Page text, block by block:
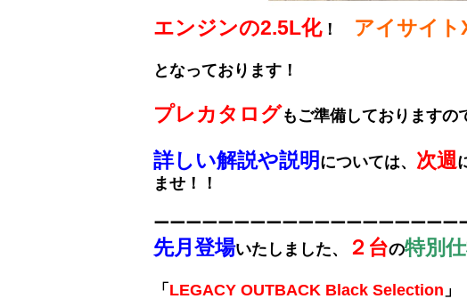
エンジンの2.5L化！ アイサイト
となっております！
プレカタログもご準備しておりますの
詳しい解説や説明 については、 次週
ませ！！
ーーーーーーーーーーーーーーーーーー
先月登場いたしました、 ２台の特別
「 LEGACY OUTBACK Black Selection 」